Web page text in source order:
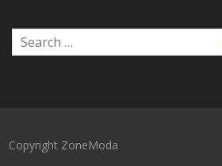
Copyright ZoneModa